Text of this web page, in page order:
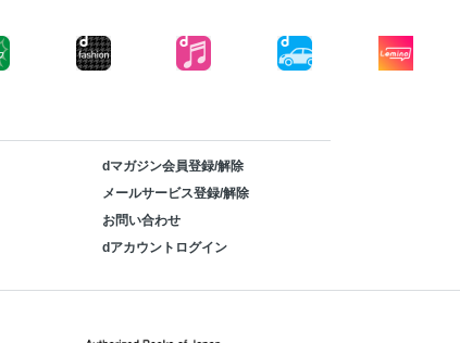
dマガジン会員登録/解除
メールサービス登録/解除
お問い合わせ
dアカウントログイン